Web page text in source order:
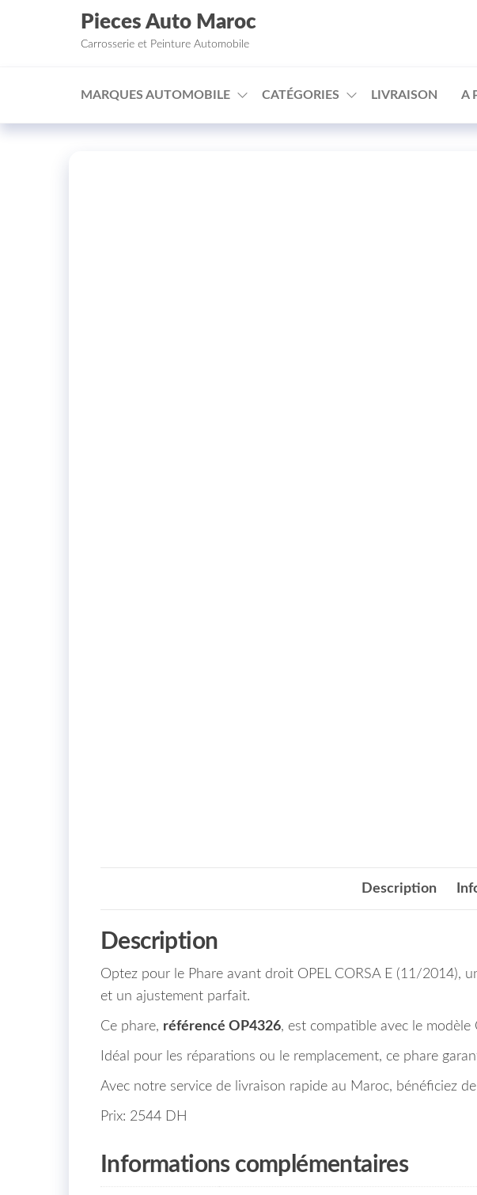
□
Aller au contenu
Pieces Auto Maroc
Carrosserie et Peinture Automobile
MARQUES AUTOMOBILE CATÉGORIES LIVRAISON A
Description
Description
Optez pour le Phare avant droit OPEL CORSA E (11/2014),
et un ajustement parfait.
Ce phare, référencé OP4326, est compatible avec le
Idéal pour les réparations ou le remplacement, ce phare
Avec notre service de livraison rapide au Maroc, bénéficiez
Prix: 2544 DH
Informations complémentaires